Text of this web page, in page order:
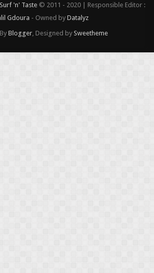
Surf 'n' Taste© 2011 - 2020 | Responsible Editor :
Gdoura - Owned by Datalyz
Blogger, Designed by Sweetheme